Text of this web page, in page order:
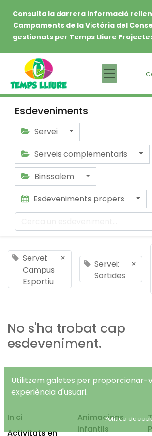
Consulta la darrera informació
Campaments de la Victòria del
gestionats per Temps Lliure
Esdeveniments
Servei
Serveis complementaris
Binissalem
Esdeveniments propers
Servei:
Campus
Esportiu
×
Servei:
Sortides
×
No s'ha trobat cap
esdeveniment.
Inici
Activitats en
Animacions
infantils
Utilitzem galetes per proporcionar-
experiència d'usuari.
Política de